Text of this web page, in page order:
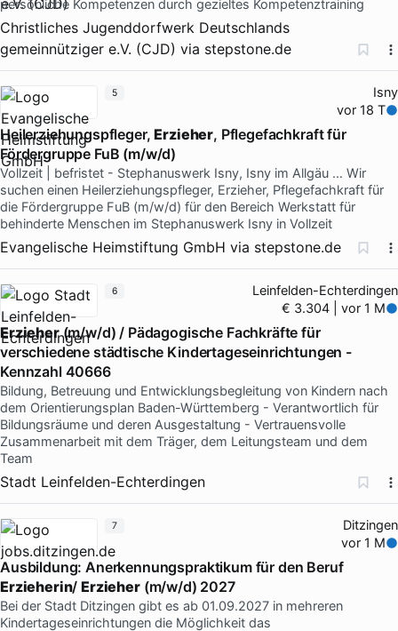
persönliche Kompetenzen durch gezieltes Kompetenztraining
Christliches Jugenddorfwerk Deutschlands
gemeinnütziger e.V. (CJD) via stepstone.de
Isny
vor 18 T
Heilerziehungspfleger,Erzieher, Pflegefachkraft für
Fördergruppe FuB (m/w/d)
Vollzeit | befristet - Stephanuswerk Isny, Isny im Allgäu … Wir
suchen einen Heilerziehungspfleger, Erzieher, Pflegefachkraft für
die Fördergruppe FuB (m/w/d) für den Bereich Werkstatt für
behinderte Menschen im Stephanuswerk Isny in Vollzeit
Evangelische Heimstiftung GmbH via stepstone.de
5
Leinfelden-Echterdingen
€ 3.304 | vor 1 M
Erzieher(m/w/d) / Pädagogische Fachkräfte für
verschiedene städtische Kindertageseinrichtungen -
Kennzahl 40666
Bildung, Betreuung und Entwicklungsbegleitung von Kindern nach
dem Orientierungsplan Baden-Württemberg - Verantwortlich für
Bildungsräume und deren Ausgestaltung - Vertrauensvolle
Zusammenarbeit mit dem Träger, dem Leitungsteam und dem
Team
Stadt Leinfelden-Echterdingen
6
Ditzingen
vor 1 M
Ausbildung: Anerkennungspraktikum für den Beruf
Erzieherin/Erzieher(m/w/d) 2027
Bei der Stadt Ditzingen gibt es ab 01.09.2027 in mehreren
Kindertageseinrichtungen die Möglichkeit das
7